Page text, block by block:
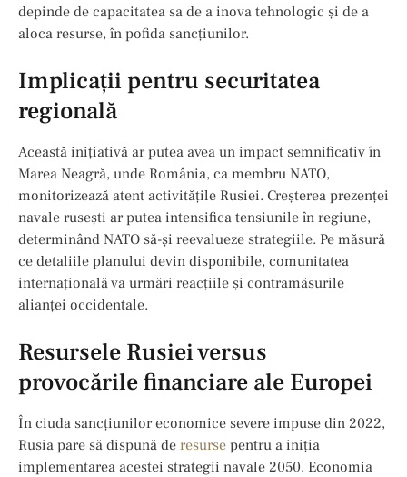
depinde de capacitatea sa de a inova tehnologic și de a
aloca resurse, în pofida sancțiunilor.
Implicații pentru securitatea
regională
Această inițiativă ar putea avea un impact semnificativ în
Marea Neagră, unde România, ca membru NATO,
monitorizează atent activitățile Rusiei. Creșterea prezenței
navale rusești ar putea intensifica tensiunile în regiune,
determinând NATO să-și reevalueze strategiile. Pe măsură
ce detaliile planului devin disponibile, comunitatea
internațională va urmări reacțiile și contramăsurile
alianței occidentale.
Resursele Rusiei versus
provocările financiare ale Europei
În ciuda sancțiunilor economice severe impuse din 2022,
Rusia pare să dispună de resurse pentru a iniția
implementarea acestei strategii navale 2050. Economia